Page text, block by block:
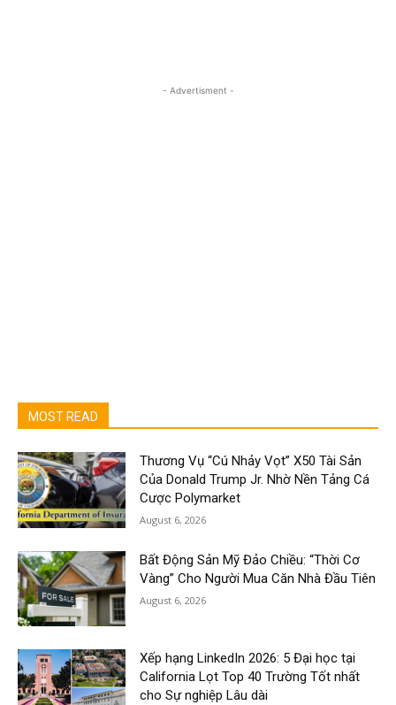
- Advertisment -
MOST READ
Thương Vụ “Cú Nhảy Vọt” X50 Tài Sản
Của Donald Trump Jr. Nhờ Nền Tảng Cá
Cược Polymarket
August 6, 2026
Bất Động Sản Mỹ Đảo Chiều: “Thời Cơ
Vàng” Cho Người Mua Căn Nhà Đầu Tiên
August 6, 2026
Xếp hạng LinkedIn 2026: 5 Đại học tại
California Lọt Top 40 Trường Tốt nhất
cho Sự nghiệp Lâu dài